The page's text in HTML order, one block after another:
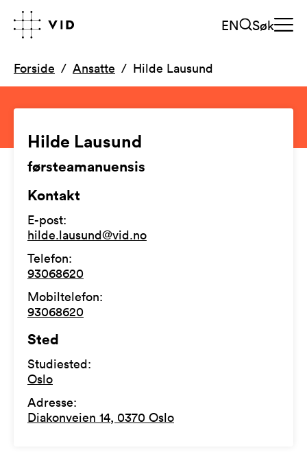
EN Søk
Forside Ansatte Hilde Lausund
Hilde Lausund
førsteamanuensis
Kontakt
E-post:
hilde.lausund@vid.no
Telefon:
93068620
Mobiltelefon:
93068620
Sted
Studiested:
Oslo
Adresse:
Diakonveien 14, 0370 Oslo